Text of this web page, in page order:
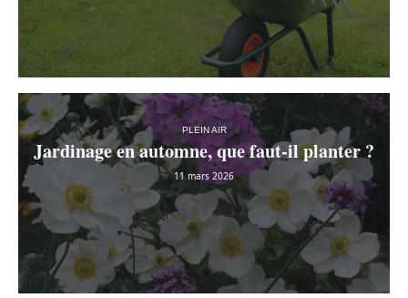
PLEIN AIR
Jardinage en automne, que faut-il planter ?
11 mars 2026